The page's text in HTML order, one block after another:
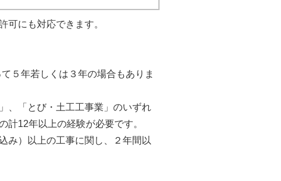
にも対応できます。
５年若しくは３年の場合もありま
、「とび・土工工事業」のいずれ
計12年以上の経験が必要です。
）以上の工事に関し、２年間以